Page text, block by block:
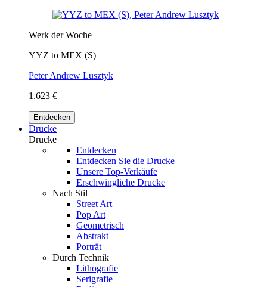
Werk der Woche
YYZ to MEX (S)
Peter Andrew Lusztyk
1.623 €
Entdecken
Drucke
Drucke
Entdecken
Entdecken Sie die Drucke
Unsere Top-Verkäufe
Erschwingliche Drucke
Nach Stil
Street Art
Pop Art
Geometrisch
Abstrakt
Porträt
Durch Technik
Lithografie
Serigrafie